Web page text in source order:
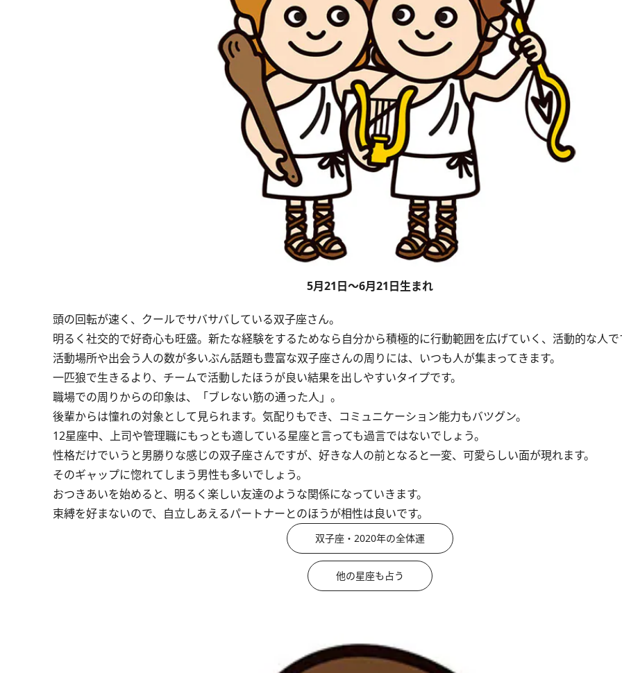
5月21日～6月21日生まれ
頭の回転が速く、クールでサバサバしている双子座さん。
明るく社交的で好奇心も旺盛。新たな経験をするためなら自分から積極的に行動範囲を広げていく、活動的な人で
活動場所や出会う人の数が多いぶん話題も豊富な双子座さんの周りには、いつも人が集まってきます。
一匹狼で生きるより、チームで活動したほうが良い結果を出しやすいタイプです。
職場での周りからの印象は、「ブレない筋の通った人」。
後輩からは憧れの対象として見られます。気配りもでき、コミュニケーション能力もバツグン。
12星座中、上司や管理職にもっとも適している星座と言っても過言ではないでしょう。
性格だけでいうと男勝りな感じの双子座さんですが、好きな人の前となると一変、可愛らしい面が現れます。
そのギャップに惚れてしまう男性も多いでしょう。
おつきあいを始めると、明るく楽しい友達のような関係になっていきます。
束縛を好まないので、自立しあえるパートナーとのほうが相性は良いです。
双子座・2020年の全体運
他の星座も占う